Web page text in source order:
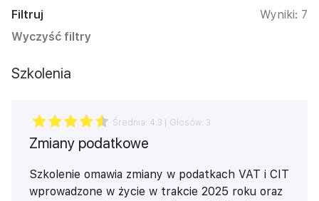
Filtruj
Wyczyść filtry
Wyniki: 7
Szkolenia
Średnia: 4.3 | Głosów: 3
Zmiany podatkowe
Szkolenie omawia zmiany w podatkach VAT i CIT
wprowadzone w życie w trakcie 2025 roku oraz